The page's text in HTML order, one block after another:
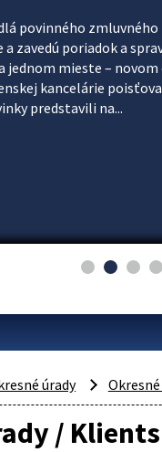
povinného
zavedú poriadok a
jednom mieste –
kancelárie
predstavili na...
úrady
/